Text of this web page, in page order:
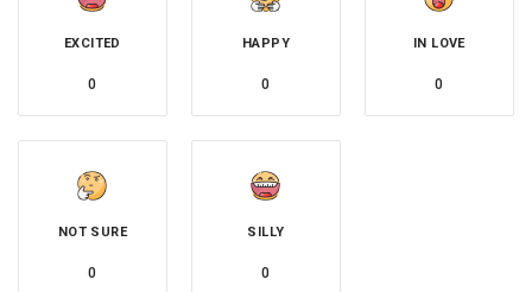
EXCITED
0
HAPPY
0
IN LOVE
0
NOT SURE
0
SILLY
0